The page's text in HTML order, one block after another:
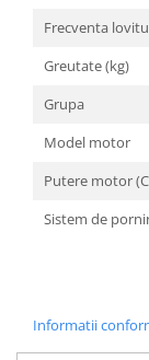
Ventilatoare &
Zootehnie
Foarfeci tuns oi
Frecventa
Greutate (kg)
Grupa
Model motor
Putere motor
Sistem de
Informatii